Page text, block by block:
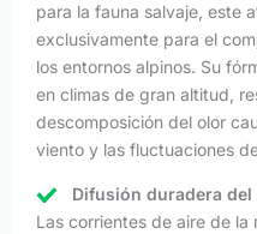
para la fauna salvaje, este
exclusivamente para el
los entornos alpinos. Su
en climas de gran altitud,
descomposición del olor
viento y las fluctuaciones
Difusión duradera
Las corrientes de aire de